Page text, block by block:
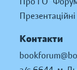
Контакти